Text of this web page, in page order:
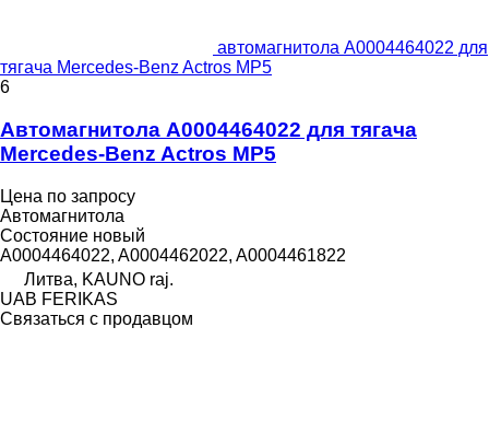
автомагнитола A0004464022 для
тягача Mercedes-Benz Actros MP5
6
Автомагнитола A0004464022 для тягача
Mercedes-Benz Actros MP5
Цена по запросу
Автомагнитола
Состояние новый
A0004464022, A0004462022, A0004461822
Литва, KAUNO raj.
UAB FERIKAS
Связаться с продавцом